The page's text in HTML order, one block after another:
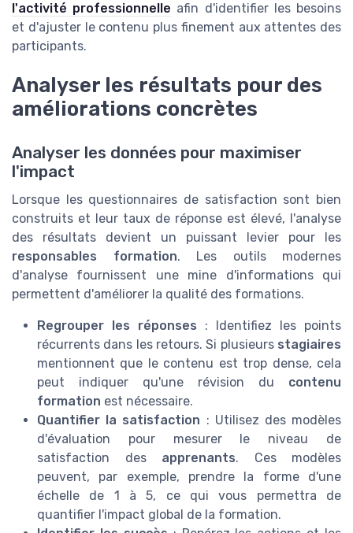
l'activité professionnelle afin d'identifier les besoins
et d'ajuster le contenu plus finement aux attentes des
participants.
Analyser les résultats pour des
améliorations concrètes
Analyser les données pour maximiser
l'impact
Lorsque les questionnaires de satisfaction sont bien
construits et leur taux de réponse est élevé, l'analyse
des résultats devient un puissant levier pour les
responsables formation. Les outils modernes
d'analyse fournissent une mine d'informations qui
permettent d'améliorer la qualité des formations.
Regrouper les réponses : Identifiez les points
récurrents dans les retours. Si plusieurs stagiaires
mentionnent que le contenu est trop dense, cela
peut indiquer qu'une révision du contenu
formation est nécessaire.
Quantifier la satisfaction : Utilisez des modèles
d'évaluation pour mesurer le niveau de
satisfaction des apprenants. Ces modèles
peuvent, par exemple, prendre la forme d'une
échelle de 1 à 5, ce qui vous permettra de
quantifier l'impact global de la formation.